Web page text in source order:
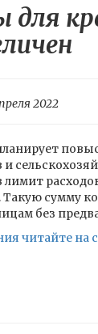
для
2022
и
лимит
Такую сумму
без
читайте на